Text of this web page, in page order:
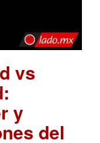
vs
y
del